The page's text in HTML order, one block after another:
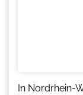
In Nordrhein-